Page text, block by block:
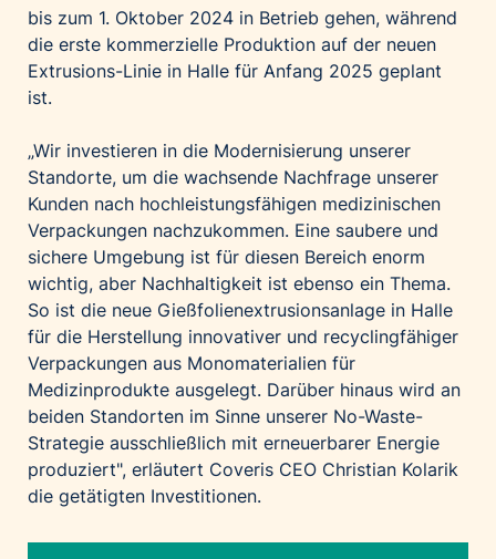
bis zum 1. Oktober 2024 in Betrieb gehen, während
die erste kommerzielle Produktion auf der neuen
Extrusions-Linie in Halle für Anfang 2025 geplant
ist.
„Wir investieren in die Modernisierung unserer
Standorte, um die wachsende Nachfrage unserer
Kunden nach hochleistungsfähigen medizinischen
Verpackungen nachzukommen. Eine saubere und
sichere Umgebung ist für diesen Bereich enorm
wichtig, aber Nachhaltigkeit ist ebenso ein Thema.
So ist die neue Gießfolienextrusionsanlage in Halle
für die Herstellung innovativer und recyclingfähiger
Verpackungen aus Monomaterialien für
Medizinprodukte ausgelegt. Darüber hinaus wird an
beiden Standorten im Sinne unserer No-Waste-
Strategie ausschließlich mit erneuerbarer Energie
produziert", erläutert Coveris CEO Christian Kolarik
die getätigten Investitionen.